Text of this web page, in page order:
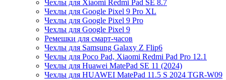
Чехлы для Xiaomi Redmi Pad SE 8.7
Чехлы для Google Pixel 9 Pro XL
Чехлы для Google Pixel 9 Pro
Чехлы для Google Pixel 9
Ремешки для смарт-часов
Чехлы для Samsung Galaxy Z Flip6
Чехлы для Poco Pad, Xiaomi Redmi Pad Pro 12.1
Чехлы для Huawei MatePad SE 11 (2024)
Чехлы для HUAWEI MatePad 11.5 S 2024 TGR-W09